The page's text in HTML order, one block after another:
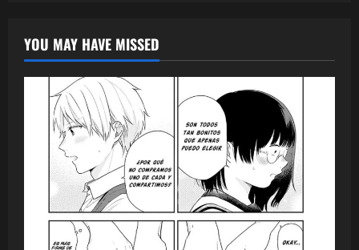
YOU MAY HAVE MISSED